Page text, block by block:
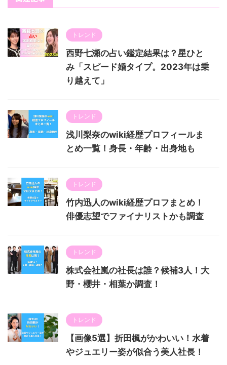
トレンド
西野七瀬の占い鑑定結果は？星ひと
み「スピード婚タイプ。2023年は乗
り越えて」
トレンド
浅川梨奈のwiki経歴プロフィールま
とめ一覧！身長・年齢・出身地も
トレンド
竹内迅人のwiki経歴プロフまとめ！
俳優志望でファイナリストかも調査
トレンド
株式会社嵐の社長は誰？候補3人！大
野・櫻井・相葉か調査！
トレンド
【画像5選】折田楓がかわいい！水着
やジュエリー姿が似合う美人社長！